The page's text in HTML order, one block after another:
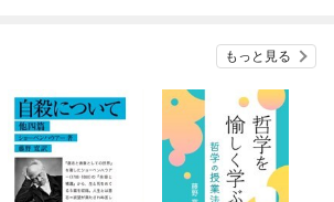
もっと見る